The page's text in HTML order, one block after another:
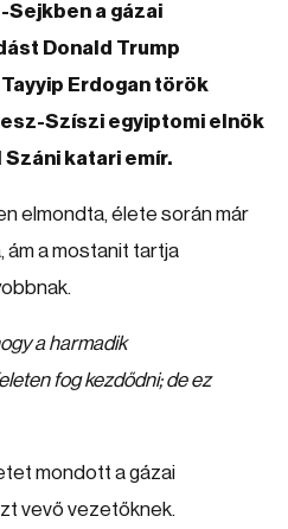
a gázai
Donald Trump
Erdogan török
Szíszi egyiptomi elnök
Száni katari emír.
elmondta, élete során már
a mostanit tartja
a harmadik
fog kezdődni; de ez
mondott a gázai
vevő vezetőknek.